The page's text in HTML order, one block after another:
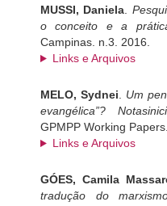
MUSSI, Daniela
o conceito e a
Campinas n.3
2016.
Links e Arquivos
MELO, Sydnei
Um
evangélica”?
GPMPP Working Papers
Links e Arquivos
GÓES, Camila
tradução do